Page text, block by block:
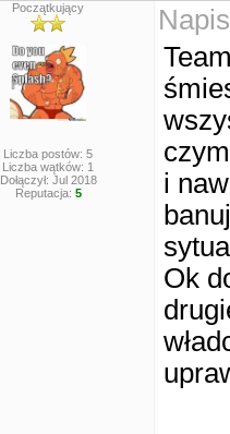
Początkujący
Liczba postów: 5
Liczba wątków: 1
Dołączył: Jul 2018
Reputacja: 5
i
Ok